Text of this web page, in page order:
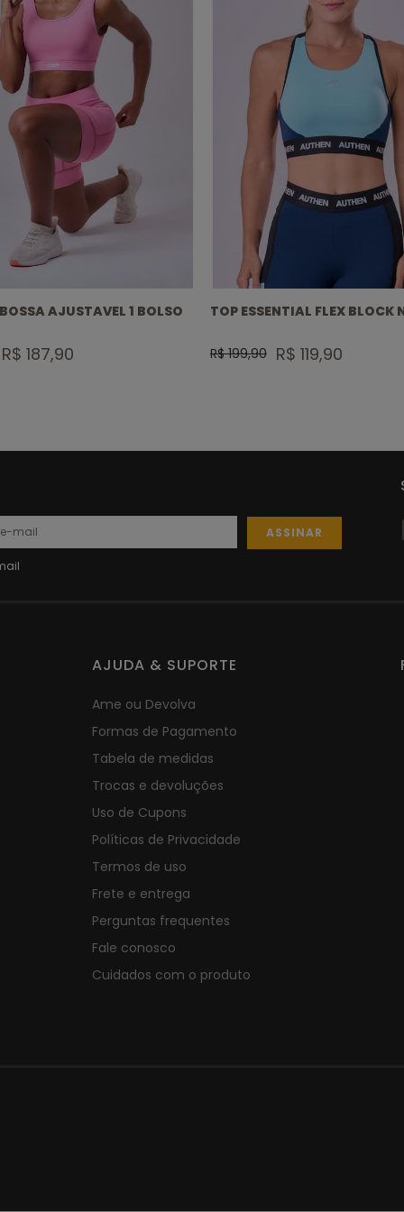
AJUSTAVEL 1 BOLSO
R$ 187,90
TOP ESSENTIAL FLEX BLOCK
R$ 199,90 R$ 119,90
ASSINAR
AJUDA & SUPORTE
Ame ou Devolva
Formas de Pagamento
Tabela de medidas
Trocas e devoluções
Uso de Cupons
Políticas de Privacidade
Termos de uso
Frete e entrega
Perguntas frequentes
Fale conosco
Cuidados com o produto